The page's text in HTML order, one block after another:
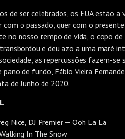
de ser celebrados, os EUA estão
o passado, quer com o
no nosso tempo de vida, o copo
e deu azo a uma maré
as repercussões fazem-se
pano de fundo, Fábio Vieira
de Junho de 2020.
Nice, DJ Premier — Ooh La La
In The Snow